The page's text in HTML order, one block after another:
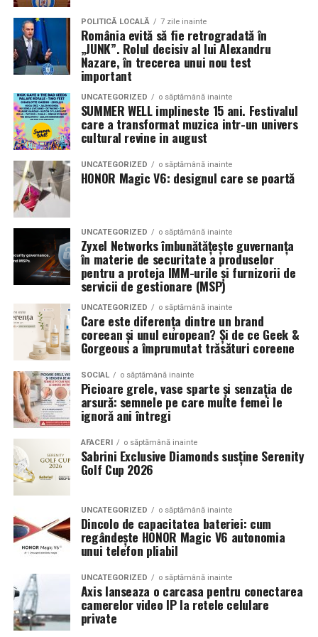
reală a pieței locale,
livrată unui client
român care a luat
decizia corectă de a
investi în echipamente
eligibile pentru
finanțările UE.”
Andrei-Sorin Baciu
Pentru un studiu de caz tehnic complet, cu fotografii și detalii
suplimentare despre implementarea la beneficiar, vezi:
🔗Sursa originală — studiu de caz detaliat:
www.uzinex.ro/studii-de-caz/centrala-fotovoltaica-mobila-
ars-industrial
Despre UZINEX
UZINEX (SC GW LASER TECHNOLOGY SRL) este un
integrator industrial român cu sediul în județul Iași,
specializat în furnizarea de soluții turnkey pentru
echipamente CNC, laser, energie regenerabilă, ambalare,
reciclare, prelucrarea metalelor și utilaje grele.
Compania oferă garanție de 60 de luni pe echipamente,
suport tehnic sub 36 de ore și eligibilitate pentru
finanțări din fonduri europene și PNRR. Mai multe
24 februarie.
După proiecțiile speciale din Arad, Timișoara, Alba Iulia,
Sibiu, Brașov, Cluj-Napoca, Baia Mare, Oradea, cu săli
pline, multe aplauze, râsete și discuții îndelungate cu
spectatorii curioși și încântați de poveste și de
prestațiile actorilor, caravana„În pielea mea”continuă
în mai multe orașe.
Pe11 februarieva avea loc proiecția specială
mea” de la Cinema City din City Park Constanța,de la
18:30, unde
Necula
prezenta filmul alături de colegii lorIoana State,
Alexandra Răduță și Gabriel Vatavu.
Cinema City Shopping City Galațiinvită spectatoriipe
12 februarie de la 18:30la întâlnirea cu actrițele
State și Azaleea Necula și regizorul Paul Decu.
Pe 13 februarie la ora 18:30, spectatorii dinIașisunt
invitați la proiecția specială din
Mall, alături de regizorulPaul Decu
actoriiGabriel Vatavu, Sergiu Costache, Azaleea
Necula, Alexandra Răduță.
De „Ziua Îndrăgostiților”, pe14 februarie, în Cinema
City Iulius Mall Suceava, de la 18:30, spectatorii sunt
invitați la film alături de regizorul
actoriiSergiu Costache, Vlad si Oana Gherman,
Alexandra Răduță.
Cineplexx Băneasa Shopping City
București
găzduiește o proiecție specială în prezența
întregii echipe pe15 februarie, de la 17:30.
ÎnCraiova , regizorulPaul Decuși actoriiSergiu
Costache, Azaleea Necula și Oana Gherman
POLITICĂ LOCALĂ 7 zile inainte
România evită să fie retrogradată în
„JUNK”. Rolul decisiv al lui Alexandru
Nazare, în trecerea unui nou test
important
UNCATEGORIZED o săptămână inainte
SUMMER WELL implineste 15 ani. Festivalul
care a transformat muzica intr-un univers
cultural revine in august
UNCATEGORIZED o săptămână inainte
HONOR Magic V6: designul care se poartă
UNCATEGORIZED o săptămână inainte
Zyxel Networks îmbunătățește guvernanța
în materie de securitate a produselor
pentru a proteja IMM-urile și furnizorii de
servicii de gestionare (MSP)
UNCATEGORIZED o săptămână inainte
Care este diferența dintre un brand
coreean și unul european? Și de ce Geek &
Gorgeous a împrumutat trăsături coreene
SOCIAL o săptămână inainte
Picioare grele, vase sparte și senzația de
arsură: semnele pe care multe femei le
ignoră ani întregi
AFACERI o săptămână inainte
Sabrini Exclusive Diamonds susține Serenity
Golf Cup 2026
UNCATEGORIZED o săptămână inainte
Dincolo de capacitatea bateriei: cum
regândește HONOR Magic V6 autonomia
unui telefon pliabil
UNCATEGORIZED o săptămână inainte
Axis lanseaza o carcasa pentru conectarea
camerelor video IP la retele celulare
private